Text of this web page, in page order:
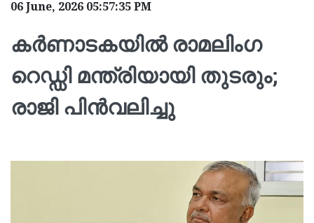
06 June, 2026 05:57:35 PM
കർണാടകയിൽ രാമലിംഗ
റെഡ്ഡി മന്ത്രിയായി തുടരും;
രാജി പിൻവലിച്ചു